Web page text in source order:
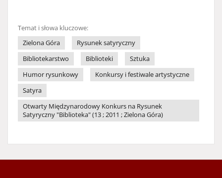
Temat i słowa kluczowe:
Zielona Góra
Rysunek satyryczny
Bibliotekarstwo
Biblioteki
Sztuka
Humor rysunkowy
Konkursy i festiwale artystyczne
Satyra
Otwarty Międzynarodowy Konkurs na Rysunek
Satyryczny "Biblioteka" (13 ; 2011 ; Zielona Góra)